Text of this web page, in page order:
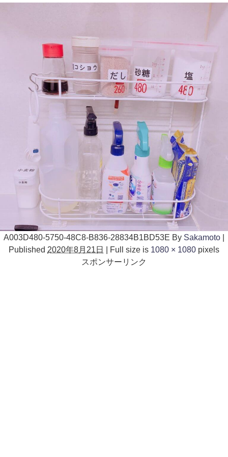
A003D480-5750-48C8-B836-28834B1BD53E By Sakamoto
Published 2020年8月21日 Full size is 1080 × 1080 pixels
スポンサーリンク